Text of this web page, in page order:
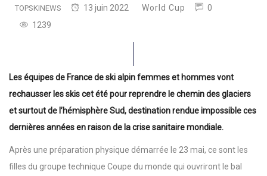
TOPSKINEWS 13 juin 2022 World Cup
0
1239
Les équipes de France de ski alpin femmes et hommes vont
rechausser les skis cet été pour reprendre le chemin des glaciers
et surtout de l’hémisphère Sud, destination rendue impossible ces
dernières années en raison de la crise sanitaire mondiale.
Après une préparation physique démarrée le 23 mai, ce sont les
filles du groupe technique Coupe du monde qui ouvriront le bal